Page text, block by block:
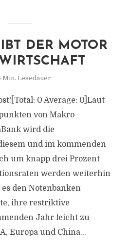
DER MOTOR
Min. Lesedauer
0 Average: 0]Laut
von Makro
wird die
und im kommenden
um knapp drei Prozent
werden weiterhin
den Notenbanken
ihre restriktive
Jahr leicht zu
Europa und China...